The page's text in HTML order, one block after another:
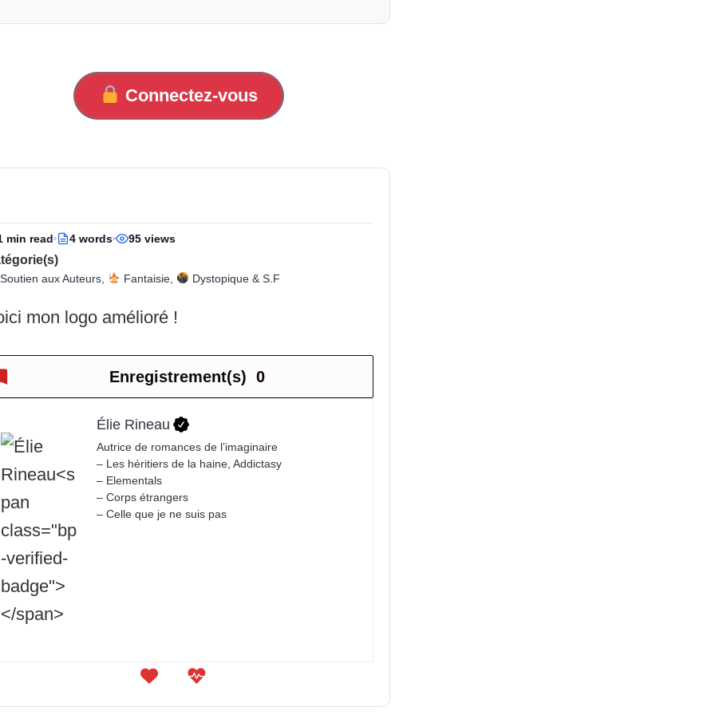
Connectez-vous
min read 4 words 95 views
aux Auteurs, Fantaisie, Dystopique & S.F
mon logo amélioré !
Enregistrement(s) 0
Élie Rineau
Autrice de romances de l’imaginaire
– Les héritiers de la haine, Addictasy
– Elementals
– Corps étrangers
– Celle que je ne suis pas